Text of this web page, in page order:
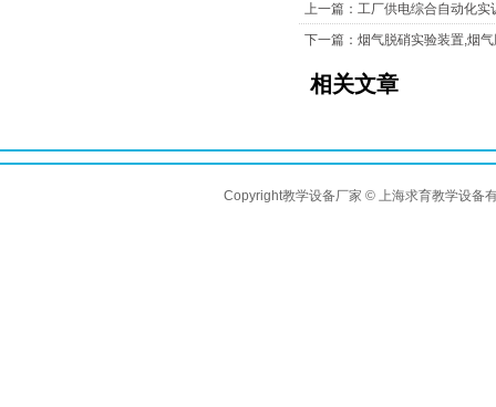
上一篇：工厂供电综合自动化
下一篇：烟气脱硝实验装置,烟
相关文章
Copyright教学设备厂家 © 上海求育教学设备